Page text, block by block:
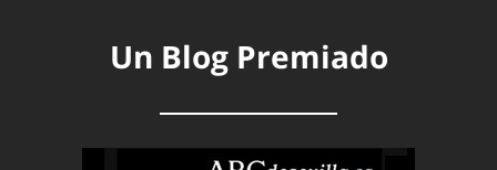
Un Blog Premiado